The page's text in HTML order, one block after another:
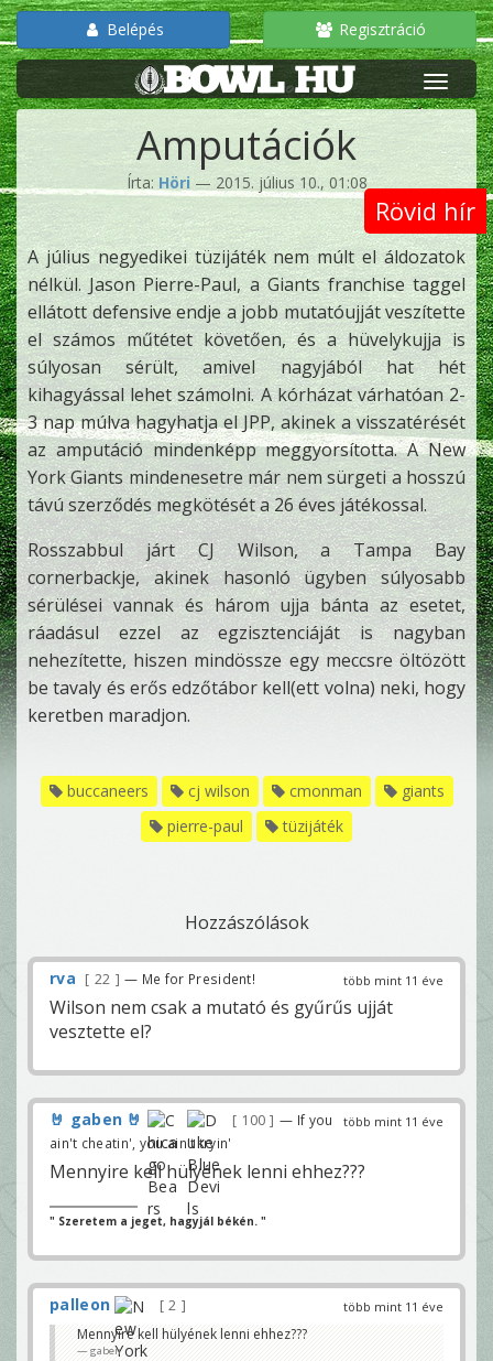
Belépés Regisztráció
Amputációk
Írta: Höri— 2015. július 10., 01:08
Rövid hír
A július negyedikei tüzijáték nem múlt el áldozatok
nélkül. Jason Pierre-Paul, a Giants franchise taggel
ellátott defensive endje a jobb mutatóujját veszítette
el számos műtétet követően, és a hüvelykujja is
súlyosan sérült, amivel nagyjából hat hét
kihagyással lehet számolni. A kórházat várhatóan 2-
3 nap múlva hagyhatja el JPP, akinek a visszatérését
az amputáció mindenképp meggyorsította. A New
York Giants mindenesetre már nem sürgeti a hosszú
távú szerződés megkötését a 26 éves játékossal.
Rosszabbul járt CJ Wilson, a Tampa Bay
cornerbackje, akinek hasonló ügyben súlyosabb
sérülései vannak és három ujja bánta az esetet,
ráadásul ezzel az egzisztenciáját is nagyban
nehezítette, hiszen mindössze egy meccsre öltözött
be tavaly és erős edzőtábor kell(ett volna) neki, hogy
keretben maradjon.
buccaneers cj wilson cmonman
giants
pierre-paul
tüzijáték
Hozzászólások
több mint 11 éve
rva 22 — Me for President!
Wilson nem csak a mutató és gyűrűs ujját
vesztette el?
több mint 11 éve
🤘 gaben 🤘 100
— If you
ain't cheatin', you ain't tryin'
Mennyire kell hülyének lenni ehhez???
" Szeretem a jeget, hagyjál békén. "
több mint 11 éve
palleon
2
Mennyire kell hülyének lenni ehhez???
gaben